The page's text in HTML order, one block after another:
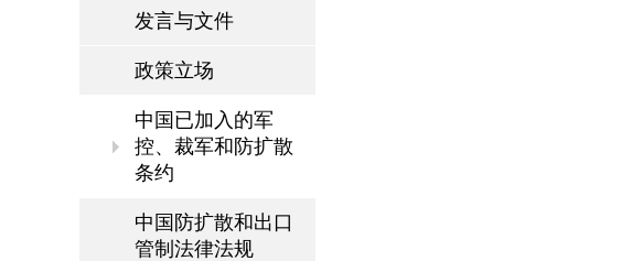
发言与文件
政策立场
中国已加入的军
控、裁军和防扩散
条约
中国防扩散和出口
管制法律法规